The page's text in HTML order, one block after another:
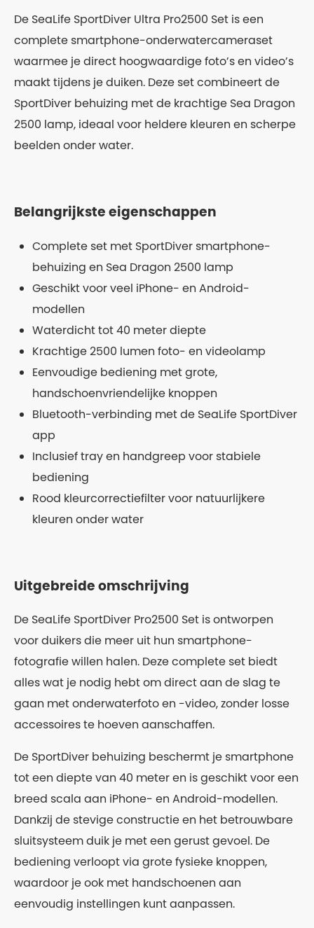
De SeaLife SportDiver Ultra Pro2500 Set is een
complete smartphone-onderwatercameraset
waarmee je direct hoogwaardige foto’s en video’s
maakt tijdens je duiken. Deze set combineert de
SportDiver behuizing met de krachtige Sea Dragon
2500 lamp, ideaal voor heldere kleuren en scherpe
beelden onder water.
Belangrijkste eigenschappen
Complete set met SportDiver smartphone-
behuizing en Sea Dragon 2500 lamp
Geschikt voor veel iPhone- en Android-
modellen
Waterdicht tot 40 meter diepte
Krachtige 2500 lumen foto- en videolamp
Eenvoudige bediening met grote,
handschoenvriendelijke knoppen
Bluetooth-verbinding met de SeaLife SportDiver
app
Inclusief tray en handgreep voor stabiele
bediening
Rood kleurcorrectiefilter voor natuurlijkere
kleuren onder water
Uitgebreide omschrijving
De SeaLife SportDiver Pro2500 Set is ontworpen
voor duikers die meer uit hun smartphone-
fotografie willen halen. Deze complete set biedt
alles wat je nodig hebt om direct aan de slag te
gaan met onderwaterfoto en -video, zonder losse
accessoires te hoeven aanschaffen.
De SportDiver behuizing beschermt je smartphone
tot een diepte van 40 meter en is geschikt voor een
breed scala aan iPhone- en Android-modellen.
Dankzij de stevige constructie en het betrouwbare
sluitsysteem duik je met een gerust gevoel. De
bediening verloopt via grote fysieke knoppen,
waardoor je ook met handschoenen aan
eenvoudig instellingen kunt aanpassen.